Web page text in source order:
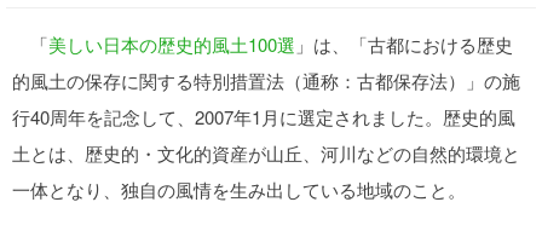
「美しい日本の歴史的風土100選 」は、「古都における歴史
的風土の保存に関する特別措置法（通称：古都保存法）」の施
行40周年を記念して、2007年1月に選定されました。歴史的風
土とは、歴史的・文化的資産が山丘、河川などの自然的環境と
一体となり、独自の風情を生み出している地域のこと。